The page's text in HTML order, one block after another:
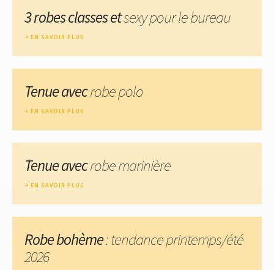
3 robes classes etsexy pour le bureau
EN SAVOIR PLUS
Tenue avecrobe polo
EN SAVOIR PLUS
Tenue avecrobe marinière
EN SAVOIR PLUS
Robe bohème: tendance printemps/été
2026